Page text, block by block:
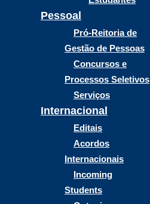
Pessoal
Pró-Reitoria de
Gestão de Pessoas
Concursos e
Processos Seletivos
Serviços
Internacional
Editais
Acordos
Internacionais
Incoming
Students